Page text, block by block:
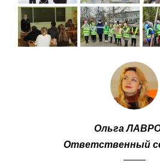
Ольга
Ответственный